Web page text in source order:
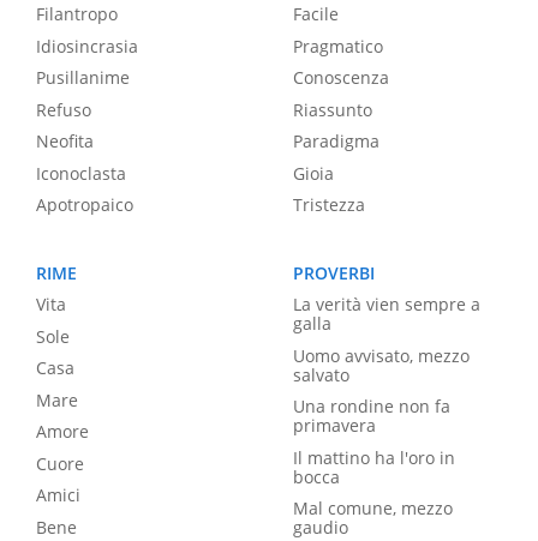
Filantropo
Idiosincrasia
Pusillanime
Refuso
Neofita
Iconoclasta
Apotropaico
Facile
Pragmatico
Conoscenza
Riassunto
Paradigma
Gioia
Tristezza
RIME
Vita
Sole
Casa
Mare
Amore
Cuore
Amici
Bene
PROVERBI
La verità vien sempre a
galla
Uomo avvisato, mezzo
salvato
Una rondine non fa
primavera
Il mattino ha l'oro in
bocca
Mal comune, mezzo
gaudio